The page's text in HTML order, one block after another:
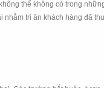
thể không có trong
tri ân khách hàng đã